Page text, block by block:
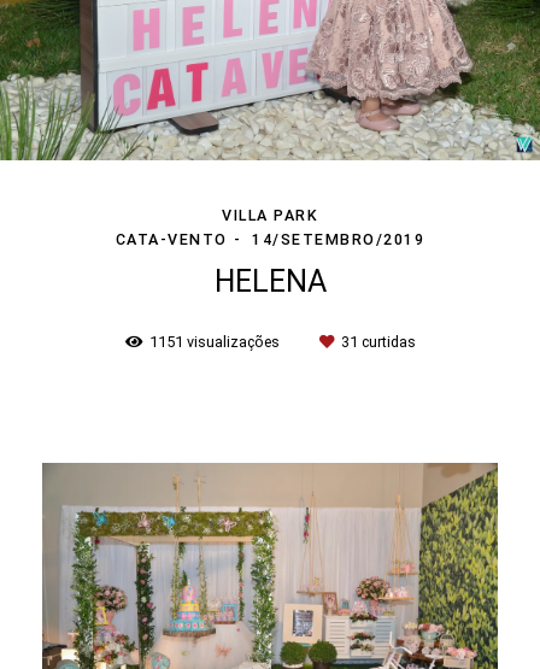
VILLA PARK
CATA-VENTO
14/SETEMBRO/2019
HELENA
1151 visualizações 31 curtidas